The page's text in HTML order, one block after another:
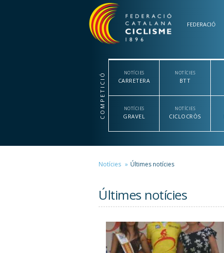
FEDERACIÓ
COMPETICIÓ NOTÍCIES
CARRETERA
NOTÍCIES
BTT
NOTÍCIES
GRAVEL
NOTÍCIES
CICLOCRÒS
Notícies Últimes notícies
Últimes notícies